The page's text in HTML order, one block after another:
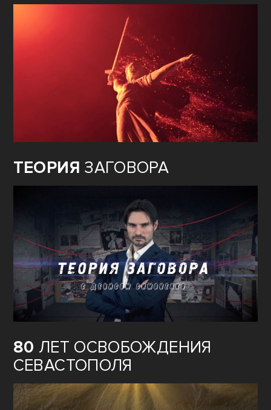
ТЕОРИЯ ЗАГОВОРА
80 ЛЕТ ОСВОБОЖДЕНИЯ
СЕВАСТОПОЛЯ